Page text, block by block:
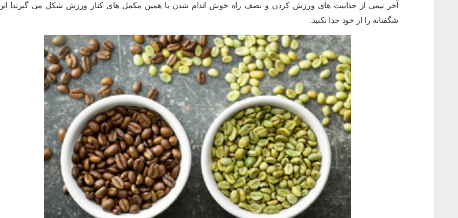
آخر نیمی از جذابیت های ورزش کردن و نصف راه خوش اندام شدن با همین مکمل های کنار ورزش شکل می گیرند!
شگفتانه را از خود جدا نکنید.